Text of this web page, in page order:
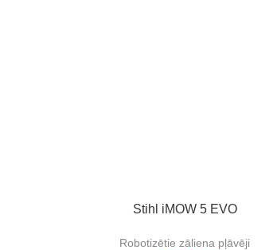
Stihl iMOW 5 EVO
Robotizētie zāliena pļāvēji